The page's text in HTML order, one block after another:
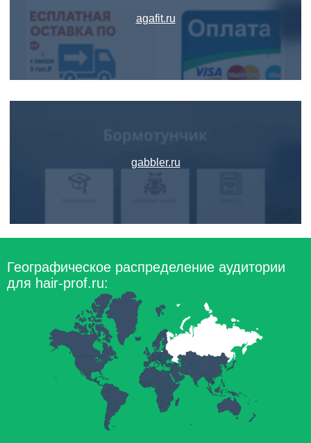
agafit.ru
gabbler.ru
Географическое распределение аудитории
для hair-prof.ru: